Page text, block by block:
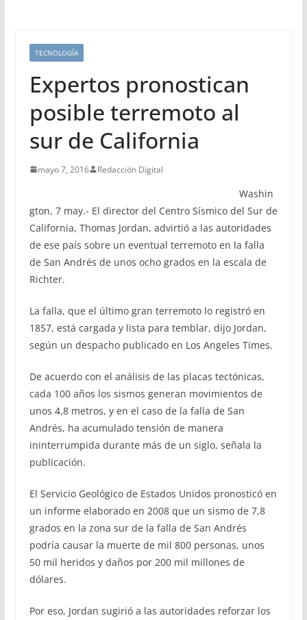
TECNOLOGÍA
Expertos pronostican
posible terremoto al
sur de California
mayo 7, 2016 Redacción Digital
Washin
gton, 7 may.- El director del Centro Sísmico del Sur de
California, Thomas Jordan, advirtió a las autoridades
de ese país sobre un eventual terremoto en la falla
de San Andrés de unos ocho grados en la escala de
Richter.
La falla, que el último gran terremoto lo registró en
1857, está cargada y lista para temblar, dijo Jordan,
según un despacho publicado en Los Angeles Times.
De acuerdo con el análisis de las placas tectónicas,
cada 100 años los sismos generan movimientos de
unos 4,8 metros, y en el caso de la falla de San
Andrés, ha acumulado tensión de manera
ininterrumpida durante más de un siglo, señala la
publicación.
El Servicio Geológico de Estados Unidos pronosticó en
un informe elaborado en 2008 que un sismo de 7,8
grados en la zona sur de la falla de San Andrés
podría causar la muerte de mil 800 personas, unos
50 mil heridos y daños por 200 mil millones de
dólares.
Por eso, Jordan sugirió a las autoridades reforzar los